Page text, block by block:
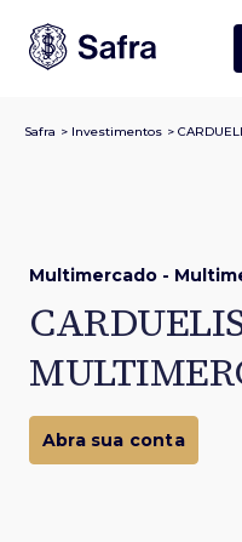
Safra > Investimentos >
Multimercado -
Abra sua conta